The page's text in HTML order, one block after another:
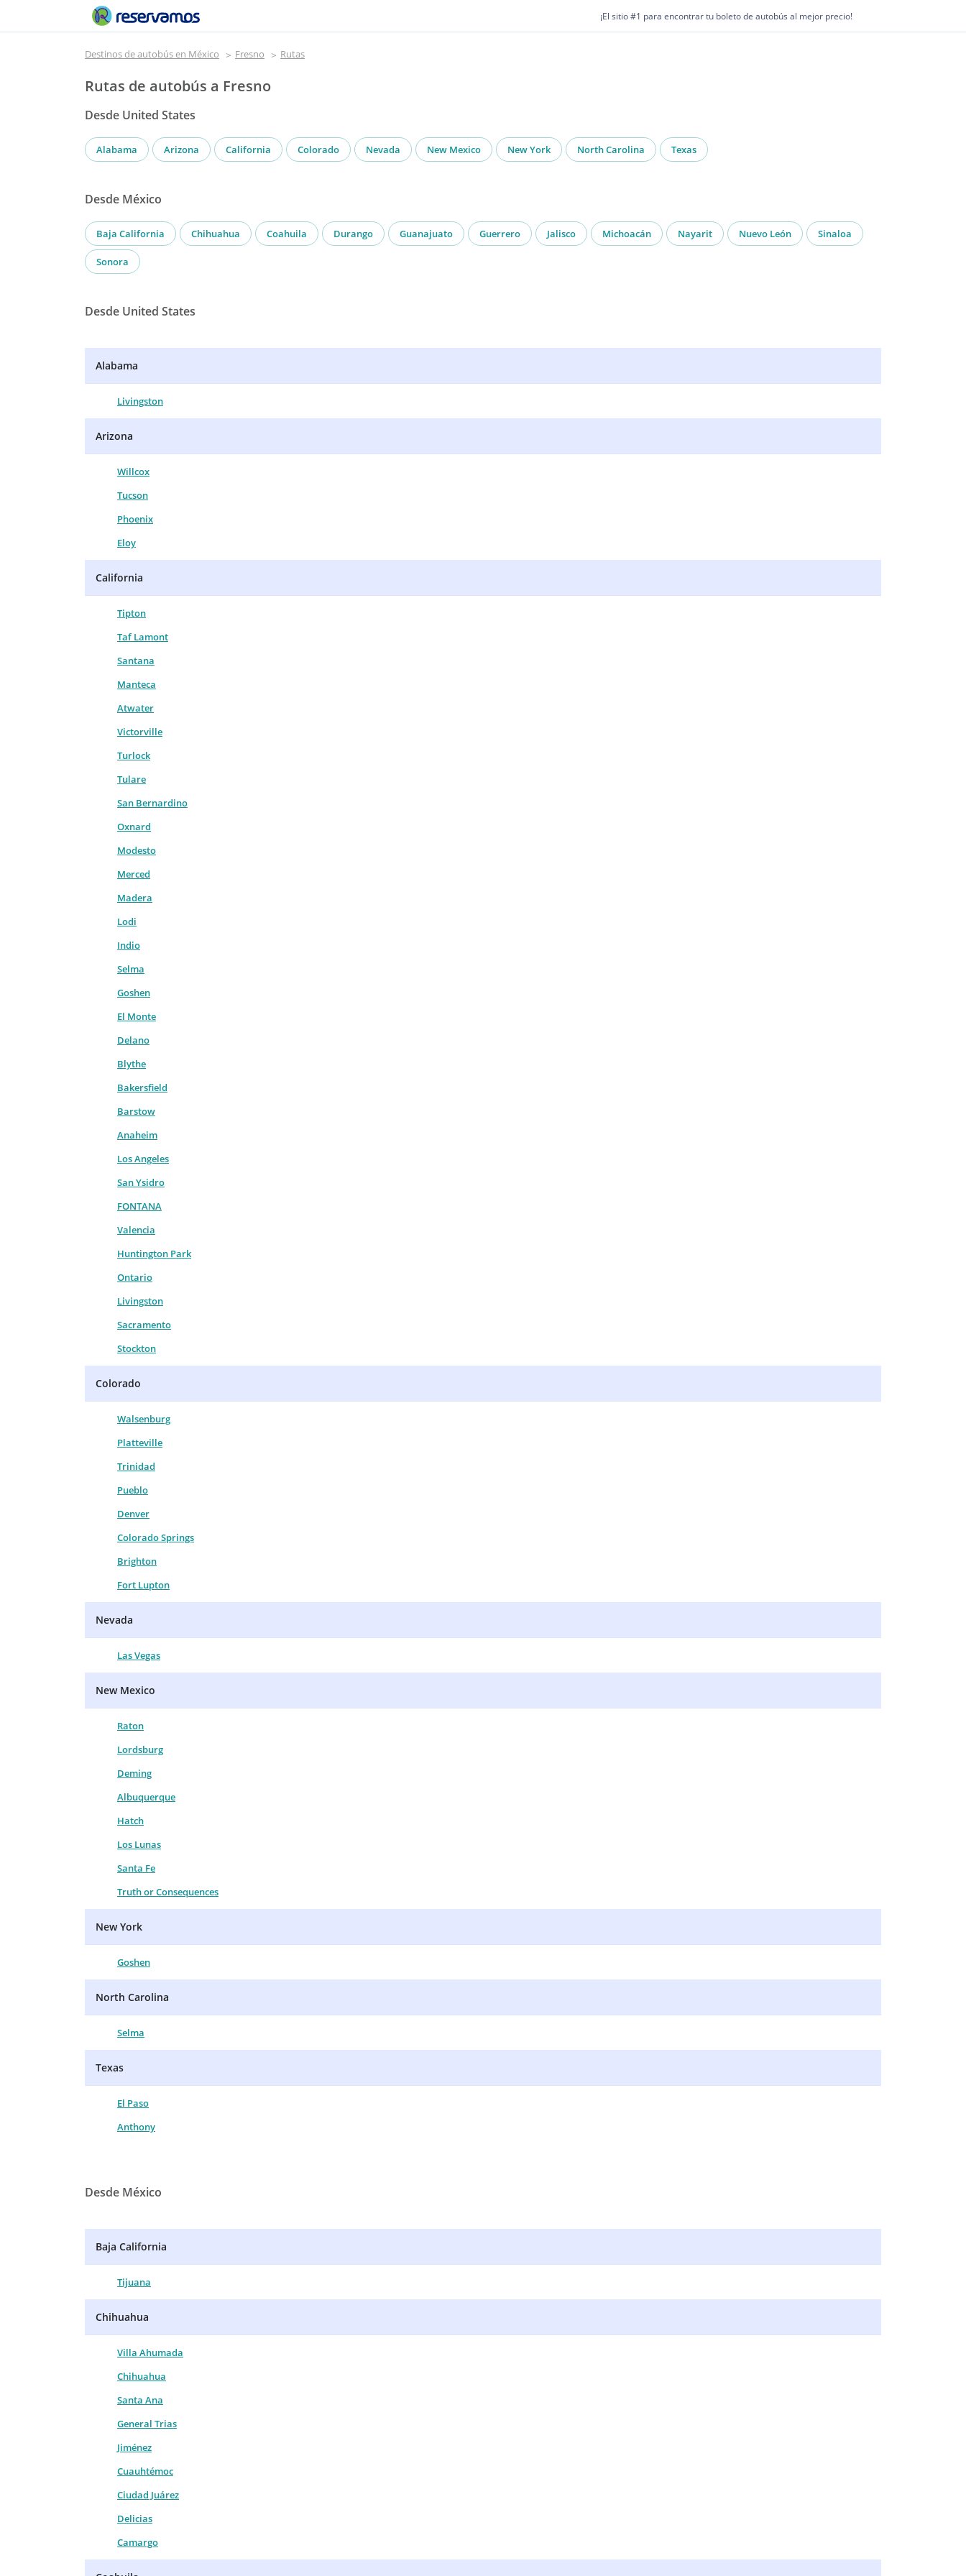
¡El sitio #1 para encontrar tu boleto de autobús al mejor precio!
Destinos de autobús en México Fresno Rutas
Rutas de autobús a Fresno
Desde United States
Alabama Arizona California Colorado Nevada New Mexico New York North Carolina Texas
Desde México
Baja California Chihuahua Coahuila Durango Guanajuato Guerrero Jalisco Michoacán Nayarit Nuevo León Sinaloa
Sonora
Desde United States
Alabama
Livingston
Arizona
Willcox
Tucson
Phoenix
Eloy
California
Tipton
Taf Lamont
Santana
Manteca
Atwater
Victorville
Turlock
Tulare
San Bernardino
Oxnard
Modesto
Merced
Madera
Lodi
Indio
Selma
Goshen
El Monte
Delano
Blythe
Bakersfield
Barstow
Anaheim
Los Angeles
San Ysidro
FONTANA
Valencia
Huntington Park
Ontario
Livingston
Sacramento
Stockton
Colorado
Walsenburg
Platteville
Trinidad
Pueblo
Denver
Colorado Springs
Brighton
Fort Lupton
Nevada
Las Vegas
New Mexico
Raton
Lordsburg
Deming
Albuquerque
Hatch
Los Lunas
Santa Fe
Truth or Consequences
New York
Goshen
North Carolina
Selma
Texas
El Paso
Anthony
Desde México
Baja California
Tijuana
Chihuahua
Villa Ahumada
Chihuahua
Santa Ana
General Trias
Jiménez
Cuauhtémoc
Ciudad Juárez
Delicias
Camargo